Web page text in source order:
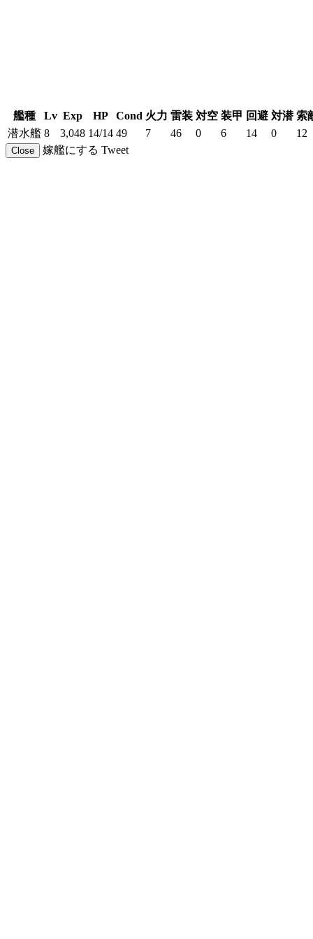
艦種 Lv Exp HP Cond 火力 雷装 対空 装甲 回避 対潜 索
潜水艦 8 3,048 14/14 49 7 46 0 6 14 0 12
Close 嫁艦にする Tweet